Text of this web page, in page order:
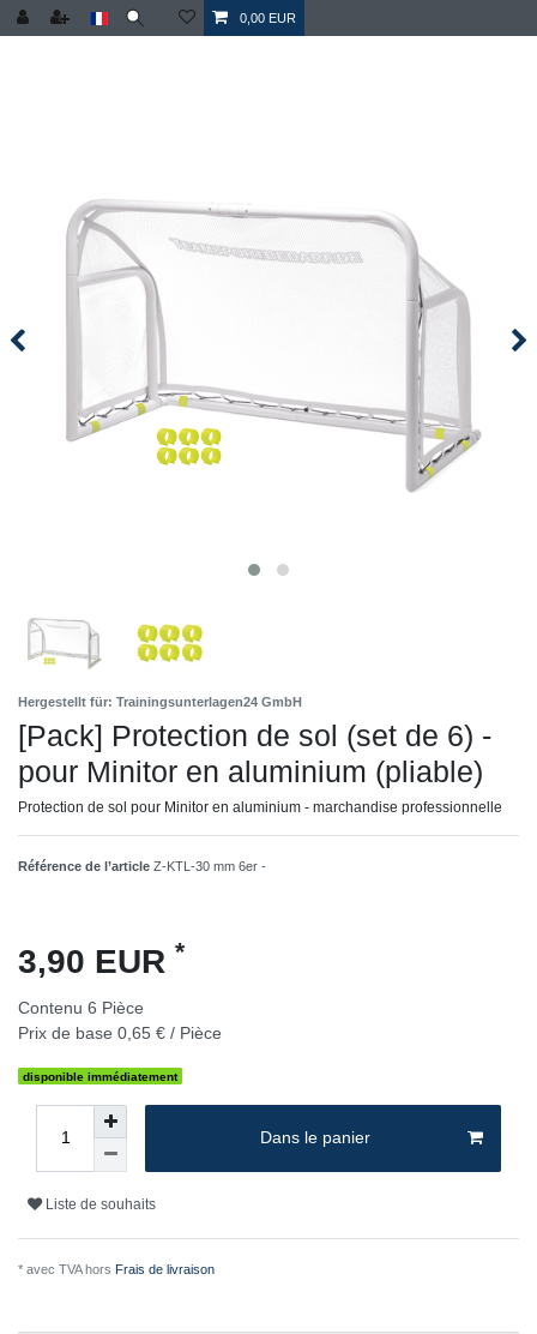
0,00 EUR
Hergestellt für: Trainingsunterlagen24 GmbH
[Pack] Protection de sol (set de 6) -
pour Minitor en aluminium (pliable)
Protection de sol pour Minitor en aluminium - marchandise professionnelle
Référence de l’article Z-KTL-30 mm 6er -
3,90 EUR *
Contenu 6 Pièce
Prix de base 0,65 € / Pièce
disponible immédiatement
Dans le panier
Liste de souhaits
* avec TVA hors Frais de livraison